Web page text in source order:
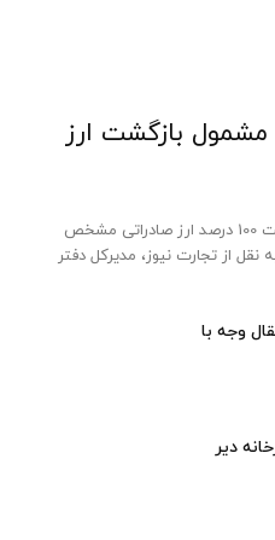
مشمول بازگشت ارز
کالاهای فولادی و فلزات مشمول بازگشت 100 درصد ارز صادراتی مشخص
از تجارت نیوز، مدیرکل دفتر
وجه با
دیر